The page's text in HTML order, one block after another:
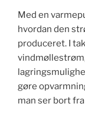
Med en
hvordan den
produceret. I
gøre
man ser bort